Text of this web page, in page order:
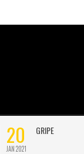
11
NOV 2020
LE VINGT